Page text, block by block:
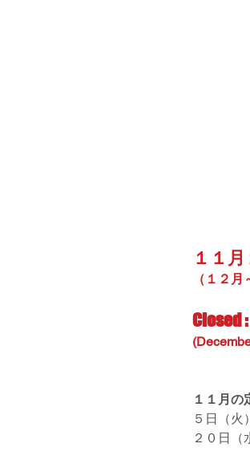
１１
（１２
Closed
１１月の
５日（火
２０日（